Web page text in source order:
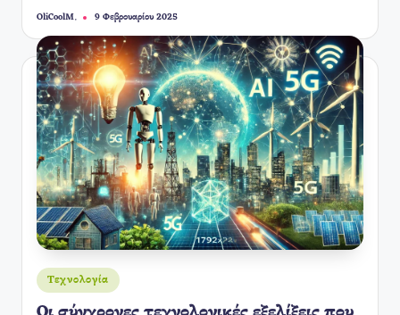
Συγγραφέας:
OliCoolM. 9 Φεβρουαρίου 2025
Αναρτήθηκε
σε
Τεχνολογία